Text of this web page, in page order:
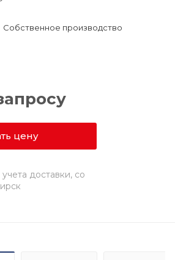
Собственное производство
цену
доставки, со